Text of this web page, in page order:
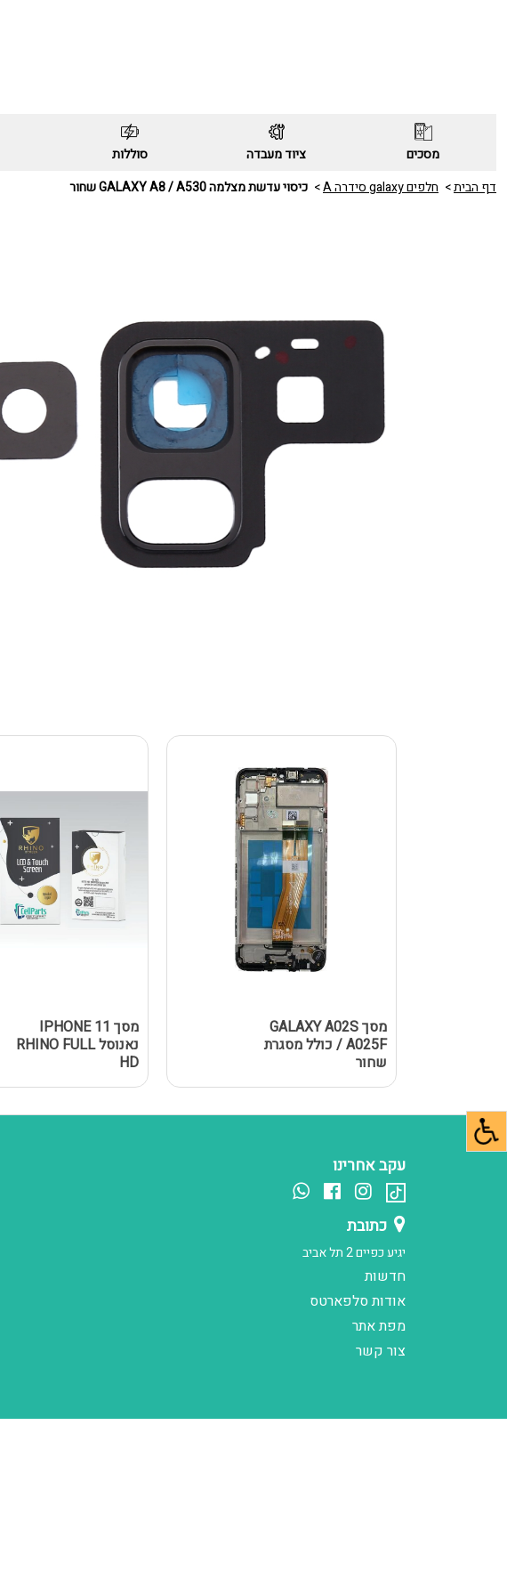
מסכים ציוד מעבדה סוללות
דף הבית
חלפים galaxy סידרה A כיסוי עדשת מצלמה GALAXY A8 / A530 שחור
מסך GALAXY A02S
/ A025F כולל מסגרת
שחור
מסך IPHONE 11
נאנוסל RHINO FULL
HD
עקב אחרינו
כתובת
יגיע כפיים 2 תל אביב
חדשות
אודות סלפארטס
מפת אתר
צור קשר